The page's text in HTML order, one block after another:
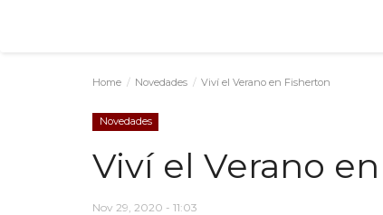
Home Novedades Viví el Verano en Fisherton
Novedades
Viví el Verano
Nov 29, 2020 - 11:03